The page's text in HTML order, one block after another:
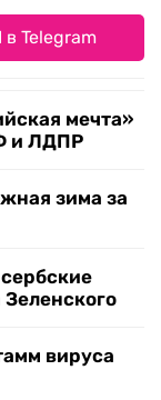
Telegram
мечта»
и ЛДПР
зима за
вируса